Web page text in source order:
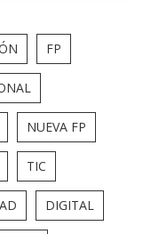
FP
NUEVA FP
TIC
DIGITAL